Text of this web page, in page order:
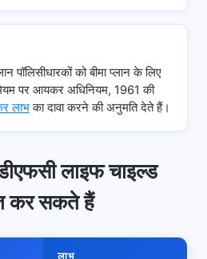
पॉलिसीधारकों को बीमा प्लान के लिए
पर आयकर अधिनियम, 1961 की
लाभका दावा करने की अनुमति देते हैं।
लाइफ चाइल्ड
कर सकते हैं
लाभ